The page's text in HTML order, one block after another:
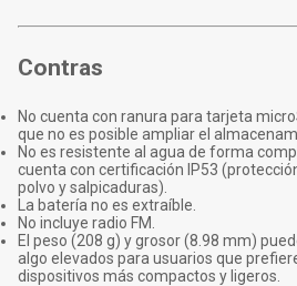
Contras
No cuenta con ranura para tarjeta
que no es posible ampliar el
No es resistente al agua de forma
cuenta con certificación IP53
polvo y salpicaduras).
La batería no es extraíble.
No incluye radio FM.
El peso (208 g) y grosor (8.98 mm)
algo elevados para usuarios que
dispositivos más compactos y ligeros.